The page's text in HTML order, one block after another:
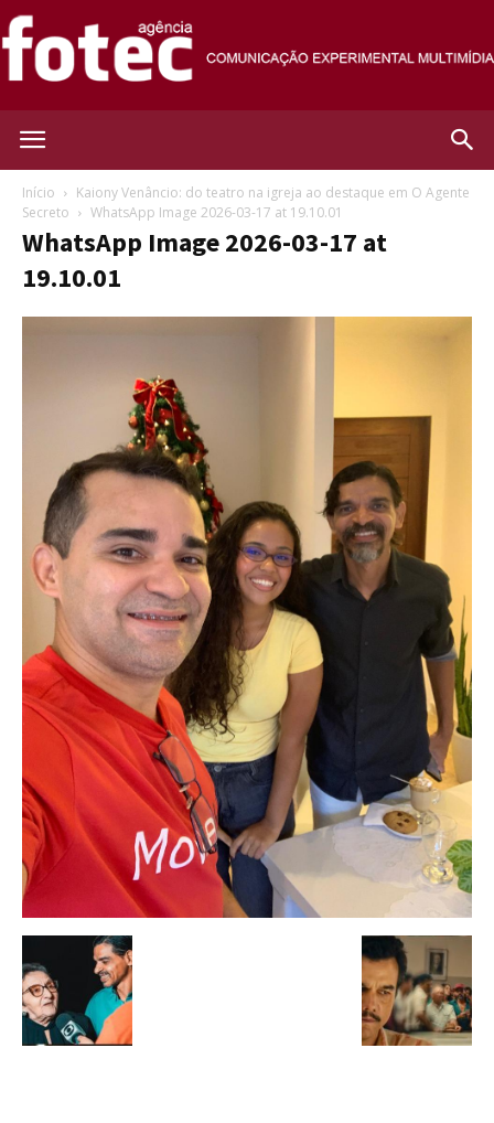
Fotec
Início
Kaiony Venâncio: do teatro na igreja ao destaque em O Agente
Secreto
WhatsApp Image 2026-03-17 at 19.10.01
WhatsApp Image 2026-03-17 at
19.10.01